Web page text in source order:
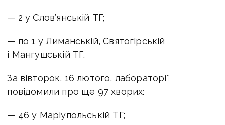
— 2 у Слов’янській ТГ;
— по 1 у Лиманській, Святогірській
і Мангушській ТГ.
За вівторок, 16 лютого, лабораторії
повідомили про ще 97 хворих:
— 46 у Маріупольській ТГ;